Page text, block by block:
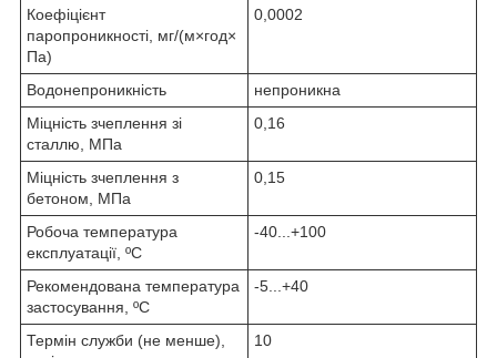
Коефіцієнт
паропроникності, мг/(м×год×
Па)
0,0002
Водонепроникність
непроникна
Міцність зчеплення зі
сталлю, МПа
0,16
Міцність зчеплення з
бетоном, МПа
0,15
Робоча температура
експлуатації, ºС
-40...+100
Рекомендована температура
застосування, ºС
-5...+40
Термін служби (не менше),
10